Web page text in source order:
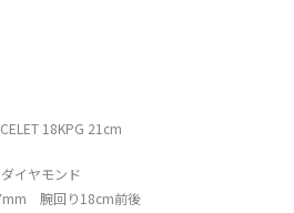
18KPG 21cm
イヤモンド
腕回り18cm前後